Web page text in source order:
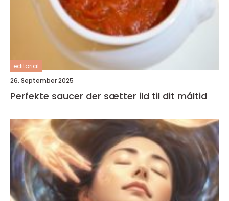
editorial
26. September 2025
Perfekte saucer der sætter ild til dit måltid